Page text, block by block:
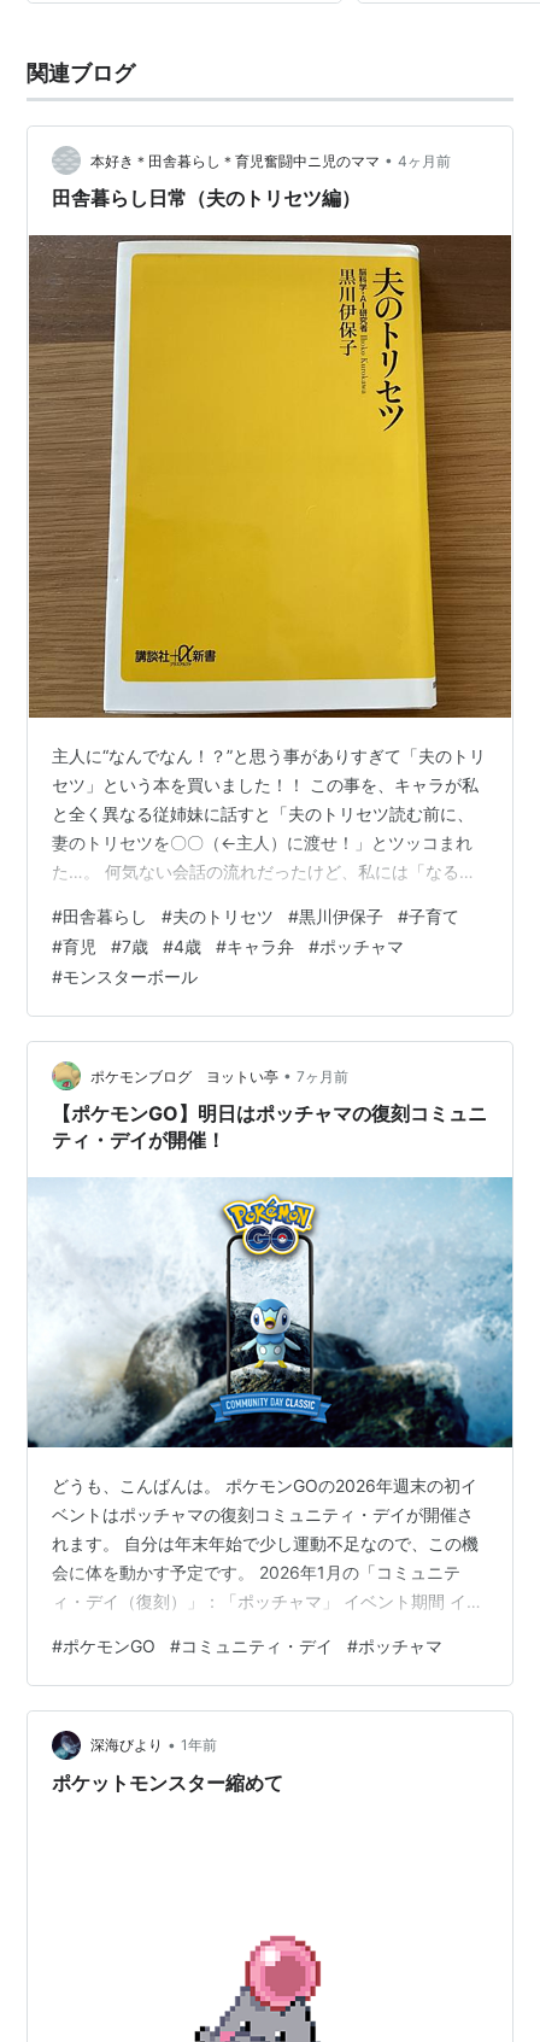
関連ブログ
本好き＊田舎暮らし＊育児奮闘中ニ児のママ • 4ヶ月前
田舎暮らし日常（夫のトリセツ編）
主人に“なんでなん！？”と思う事がありすぎて「夫のトリ
セツ」という本を買いました！！ この事を、キャラが私
と全く異なる従姉妹に話すと「夫のトリセツ読む前に、
妻のトリセツを〇〇（←主人）に渡せ！」とツッコまれ
た…。 何気ない会話の流れだったけど、私には「なるほ
感に包まれた！ やっぱり自分と全く異なる雰囲気の人と
過ごすことは楽しいですね…！ 娘にポッチャマのキャラ
弁をリクエストされましたが、帰ってきて「もうあのお
弁当辞めてな。海苔とチーズが全然合わんで気持ち悪か
ったわ。」と言い渡されました。笑 自分がリクエストし
たモンスターボールのキャラ弁よりも先…
#田舎暮らし #夫のトリセツ #黒川伊保子 #子育て
#育児 #7歳 #4歳 #キャラ弁 #ポッチャマ
#モンスターボール
ポケモンブログ ヨットい亭 • 7ヶ月前
【ポケモンGO】明日はポッチャマの復刻コミュニ
ティ・デイが開催！
どうも、こんばんは。 ポケモンGOの2026年週末の初イ
ベントはポッチャマの復刻コミュニティ・デイが開催さ
れます。 自分は年末年始で少し運動不足なので、この機
会に体を動かす予定です。 2026年1月の「コミュニテ
ィ・デイ（復刻）」：「ポッチャマ」 イベント期間 イベ
ミュニティ・デイ（復刻）」：「ポッチャマ」 イベント
期間 2026年1月4日（日）14：00～17：00まで イベン
ト内容 「ポッチャマ」が野生でいつもより多く出現しま
す。*運が良ければ色違いの「ポッチャマ」や、「スペシ
ャル背景」をともなう「ポッチャマ」とも出会えるか
#ポケモンGO #コミュニティ・デイ #ポッチャマ
深海びより • 1年前
ポケットモンスター縮めて